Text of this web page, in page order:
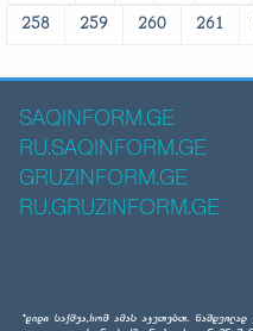
258 259 260 261
SAQINFORM.GE
RU.SAQINFORM.GE
GRUZINFORM.GE
RU.GRUZINFORM.GE